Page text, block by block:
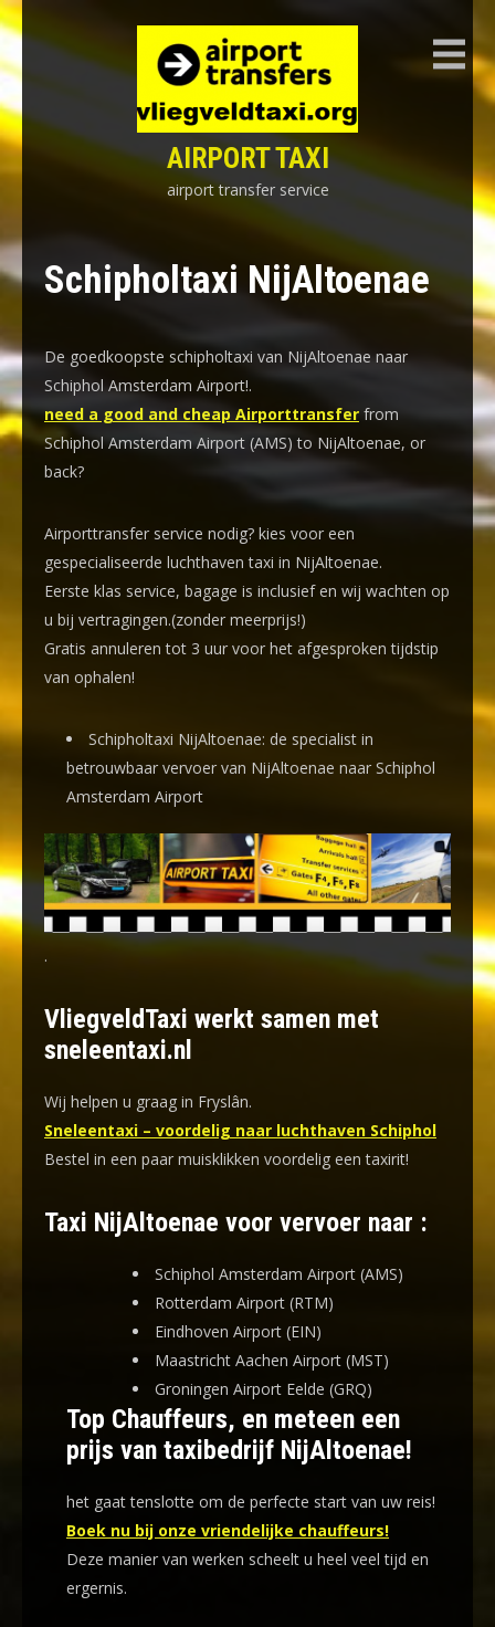
Skip
to
content
AIRPORT TAXI
airport transfer service
Schipholtaxi NijAltoenae
De goedkoopste schipholtaxi van NijAltoenae naar
Schiphol Amsterdam Airport!.
need a good and cheap Airporttransfer from
Schiphol Amsterdam Airport (AMS) to NijAltoenae, or
back?
Airporttransfer service nodig? kies voor een
gespecialiseerde luchthaven taxi in NijAltoenae.
Eerste klas service, bagage is inclusief en wij wachten op
u bij vertragingen.(zonder meerprijs!)
Gratis annuleren tot 3 uur voor het afgesproken tijdstip
van ophalen!
Schipholtaxi NijAltoenae: de specialist in
betrouwbaar vervoer van NijAltoenae naar Schiphol
Amsterdam Airport
.
VliegveldTaxi werkt samen met
sneleentaxi.nl
Wij helpen u graag in Fryslân.
Sneleentaxi – voordelig naar luchthaven Schiphol
Bestel in een paar muisklikken voordelig een taxirit!
Taxi NijAltoenae voor vervoer naar :
Schiphol Amsterdam Airport (AMS)
Rotterdam Airport (RTM)
Eindhoven Airport (EIN)
Maastricht Aachen Airport (MST)
Groningen Airport Eelde (GRQ)
Top Chauffeurs, en meteen een
prijs van taxibedrijf NijAltoenae!
het gaat tenslotte om de perfecte start van uw reis!
Boek nu bij onze vriendelijke chauffeurs!
Deze manier van werken scheelt u heel veel tijd en
ergernis.